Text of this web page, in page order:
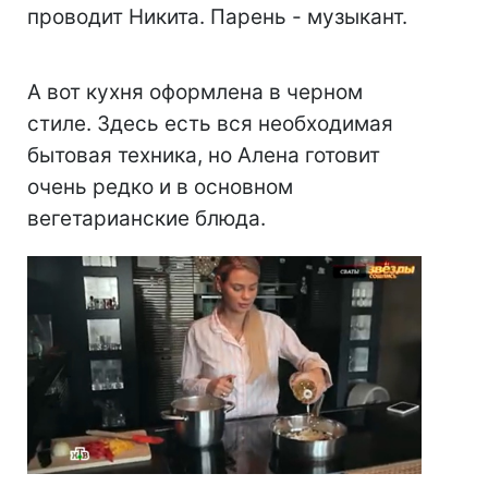
проводит Никита. Парень - музыкант.
А вот кухня оформлена в черном
стиле. Здесь есть вся необходимая
бытовая техника, но Алена готовит
очень редко и в основном
вегетарианские блюда.